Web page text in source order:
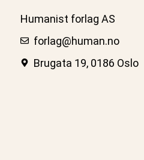
Humanist forlag AS
forlag@human.no
Brugata 19, 0186 Oslo